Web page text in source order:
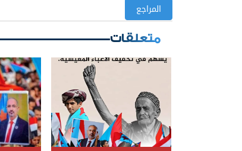
المراجع
متعلقات